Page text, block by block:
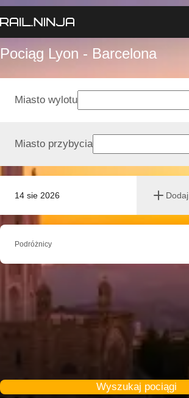
Pociąg Lyon - Barcelona
14 sie 2026
Miasto wylotu
Miasto przybycia
Podróżnicy
Wyszukaj pociągi